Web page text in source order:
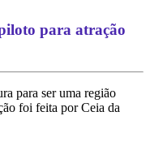
para atração
para ser uma região
foi feita por Ceia da